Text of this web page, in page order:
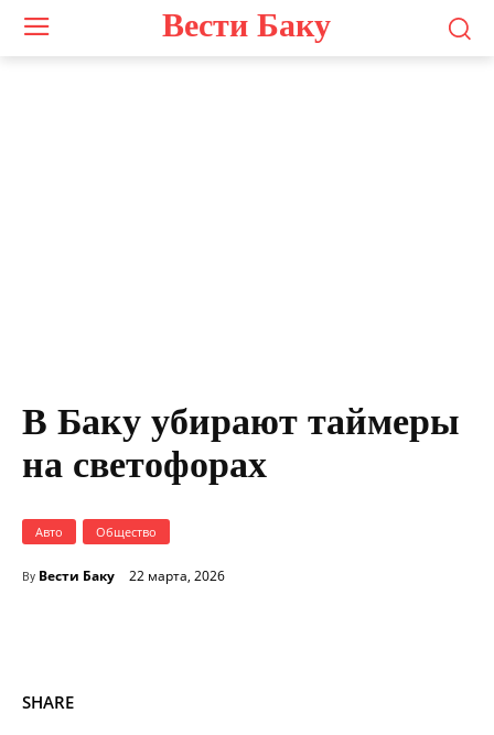
Вести Баку
В Баку убирают таймеры
на светофорах
Авто Общество
By Вести Баку 22 марта, 2026
SHARE